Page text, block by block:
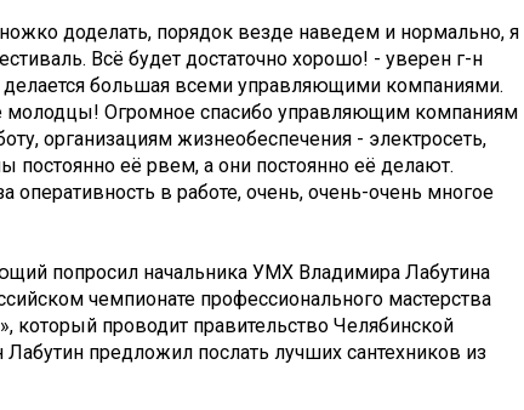
доделать, порядок везде наведем и нормально, я
Всё будет достаточно хорошо! - уверен г-н
большая всеми управляющими компаниями.
Огромное спасибо управляющим компаниям
организациям жизнеобеспечения - электросеть,
постоянно её рвем, а они постоянно её делают.
оперативность в работе, очень, очень-очень многое
попросил начальника УМХ Владимира Лабутина
чемпионате профессионального мастерства
который проводит правительство Челябинской
Лабутин предложил послать лучших сантехников из